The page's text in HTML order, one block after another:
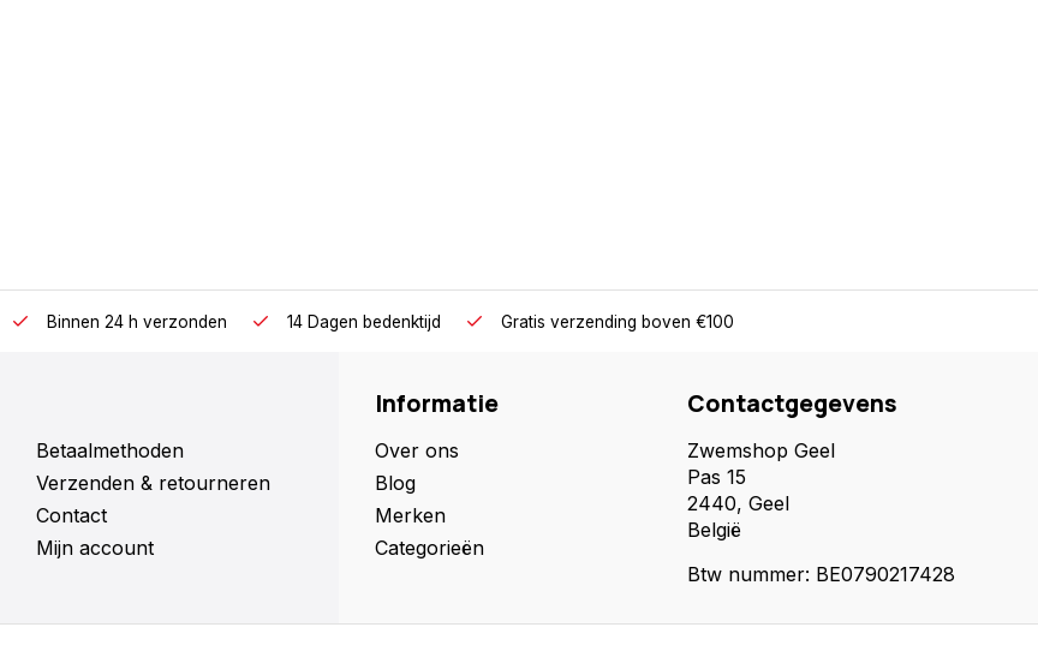
Binnen 24 h verzonden 14 Dagen bedenktijd Gratis verzending boven €100
Betaalmethoden
Verzenden & retourneren
Contact
Mijn account
Informatie
Over ons
Blog
Merken
Categorieën
Contactgegevens
Zwemshop Geel
Pas 15
2440, Geel
België
Btw nummer: BE0790217428